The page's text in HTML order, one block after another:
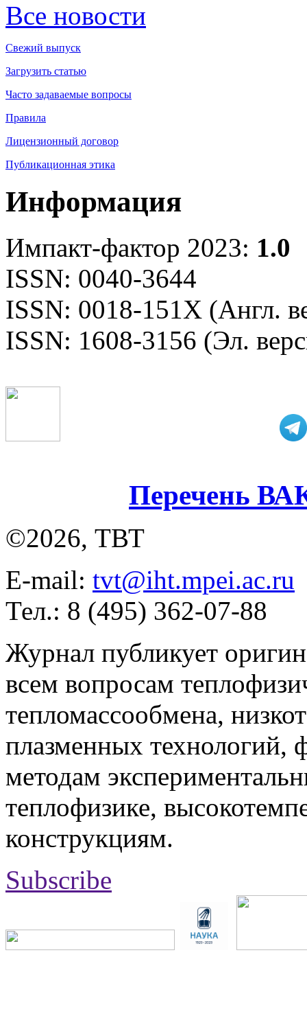
Все новости
Свежий выпуск
Загрузить статью
Часто задаваемые вопросы
Правила
Лицензионный договор
Публикационная этика
Информация
Импакт-фактор 2023: 1.0
ISSN: 0040-3644
ISSN: 0018-151X (Англ.
ISSN: 1608-3156 (Эл.
Перечень
©2026, ТВТ
E-mail: tvt@iht.mpei.ac.ru
Тел.: 8 (495) 362-07-88
Журнал публикует
всем вопросам
тепломассообмена,
плазменных технологий,
методам
теплофизике,
конструкциям.
Subscribe